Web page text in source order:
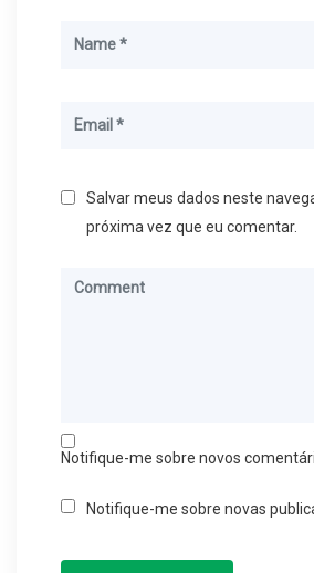
Salvar meus dados neste
próxima vez que eu comentar.
Notifique-me sobre novos
Notifique-me sobre novas